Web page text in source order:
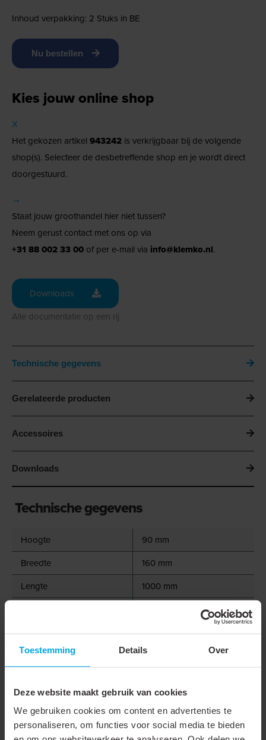
Toestemming Details Over
Deze website maakt gebruik van cookies
We gebruiken cookies om content en advertenties te
personaliseren, om functies voor social media te bieden
Inhoud verpakking: 2 Stuks in BE
Nu bestellen
Kies jouw online shop
X
Het gekozen artikel 943242 is verkrijgbaar bij de volgende
shop(s). Selecteer de desbetreffende shop en je wordt direct
doorgestuurd.
→
Staat jouw groothandel hier niet tussen?
Neem gerust contact met ons op via
+31 88 002 33 00 of per e-mail via info@klemko.nl.
Downloads
Alle documentatie op een rij
Technische gegevens
Gerelateerde producten
Accessoires
Downloads
Technische gegevens
Hoogte
90 mm
Breedte
160 mm
Lengte
1000 mm
Max. belasting
630 kg
Setuitvoering
Gerelateerde producten